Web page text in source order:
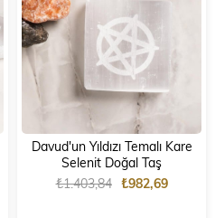
Davud'un Yıldızı Temalı Kare
Selenit Doğal Taş
₺982,69
₺1.403,84